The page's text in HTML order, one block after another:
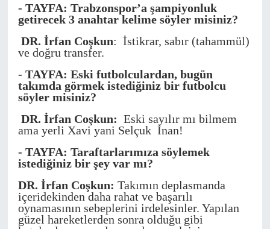
- TAYFA: Trabzonspor’a şampiyonluk
getirecek 3 anahtar kelime söyler misiniz?
DR. İrfan Coşkun: İstikrar, sabır (tahammül)
ve doğru transfer.
- TAYFA: Eski futbolculardan, bugün
takımda görmek istediğiniz bir futbolcu
söyler misiniz?
DR. İrfan Coşkun: Eski sayılır mı bilmem
ama yerli Xavi yani Selçuk İnan!
- TAYFA: Taraftarlarımıza söylemek
istediğiniz bir şey var mı?
DR. İrfan Coşkun: Takımın deplasmanda
içeridekinden daha rahat ve başarılı
oynamasının sebeplerini irdelesinler. Yapılan
güzel hareketlerden sonra olduğu gibi